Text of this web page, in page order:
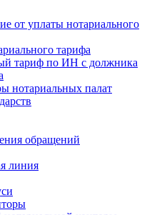
от уплаты нотариального
тарифа
тариф по ИН с должника
нотариальных палат
обращений
линия